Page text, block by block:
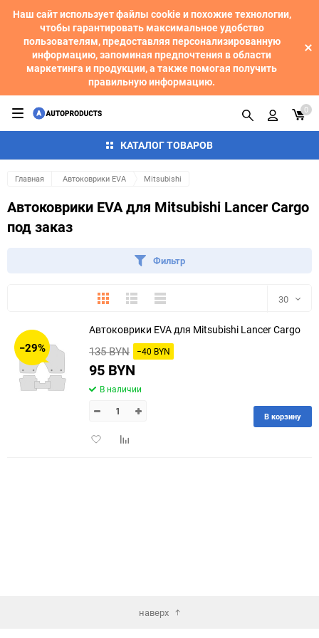
Наш сайт использует файлы cookie и похожие технологии,
чтобы гарантировать максимальное удобство
пользователям, предоставляя персонализированную
информацию, запоминая предпочтения в области
маркетинга и продукции, а также помогая получить
правильную информацию.
КАТАЛОГ ТОВАРОВ
0
Главная Автоковрики EVA Mitsubishi
Автоковрики EVA для Mitsubishi Lancer Cargo
под заказ
Фильтр
ПлиткаПодробноКомпактно 30
30
150
−29%
Автоковрики EVA для Mitsubishi Lancer Cargo
135 BYN −40 BYN
95 BYN
В наличии
ДобавитьДобавить
В корзину
наверх